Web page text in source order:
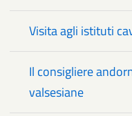
Visita agli istituti
Il consigliere
valsesiane